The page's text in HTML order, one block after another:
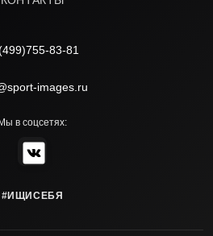
83-81
images.ru
Мы в соцсетях:
#ИЩИСЕБЯ